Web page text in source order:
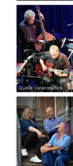
Quelle: Veranstalter